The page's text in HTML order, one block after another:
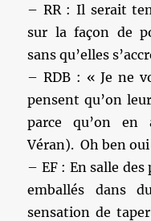
– RR : Il serait
sur la façon de
sans qu’elles
– RDB : « Je ne
pensent qu’on
parce qu’on en
Véran). Oh ben
– EF : En salle
emballés dans
sensation de